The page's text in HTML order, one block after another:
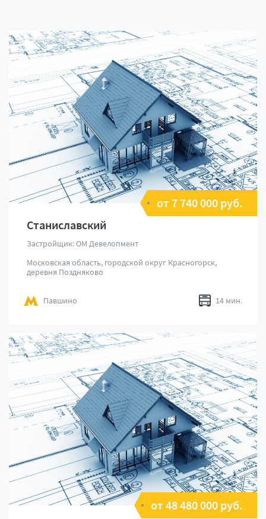
от 7 740 000 руб.
Станиславский
Застройщик: ОМ Девелопмент
Московская область, городской округ Красногорск,
деревня Поздняково
Павшино 14 мин.
от 48 480 000 руб.